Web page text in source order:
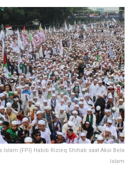
(FPI) Habib Rizieq Shihab saat Aksi Bela
Islam